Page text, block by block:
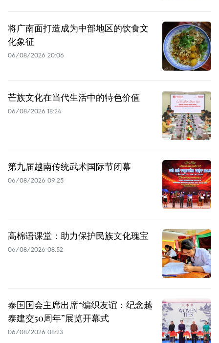
将广南面打造成为中部地区的饮食文
化象征
06/08/2026 20:06
芒族文化在当代生活中的特色价值
06/08/2026 18:24
第九届越南传统武术国际节闭幕
06/08/2026 09:25
高棉语课堂：助力保护民族文化瑰宝
06/08/2026 08:52
泰国国会主席出席“编织友谊：纪念越
泰建交50周年”展览开幕式
06/08/2026 08:23